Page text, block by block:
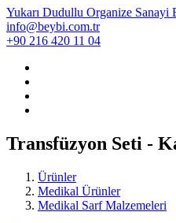
Yukarı Dudullu Organize
info@beybi.com.tr
+90 216 420 11 04
Transfüzyon Seti -
Ürünler
Medikal Ürünler
Medikal Sarf Malzemeleri